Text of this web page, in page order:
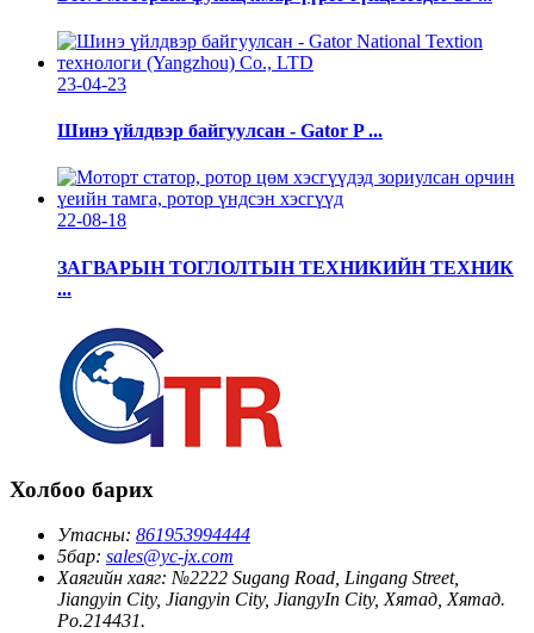
23-04-23
Шинэ үйлдвэр байгуулсан - Gator P ...
22-08-18
ЗАГВАРЫН ТОГЛОЛТЫН ТЕХНИКИЙН ТЕХНИК
...
Холбоо барих
Утасны: 861953994444
5бар: sales@yc-jx.com
Хаягийн хаяг: №2222 Sugang Road, Lingang Street,
Jiangyin City, Jiangyin City, JiangyIn City, Хятад, Хятад.
Po.214431.